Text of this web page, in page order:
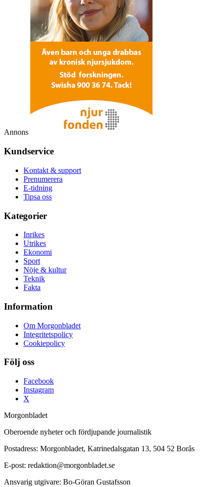
Annons
Kundservice
Kontakt & support
Prenumerera
E-tidning
Tipsa oss
Kategorier
Inrikes
Utrikes
Ekonomi
Sport
Nöje & kultur
Teknik
Fakta
Information
Om Morgonbladet
Integritetspolicy
Cookiepolicy
Följ oss
Facebook
Instagram
X
Morgonbladet
Oberoende nyheter och fördjupande journalistik
Postadress: Morgonbladet, Katrinedalsgatan 13, 504 52 Borås
E-post: redaktion@morgonbladet.se
Ansvarig utgivare: Bo-Göran Gustafsson